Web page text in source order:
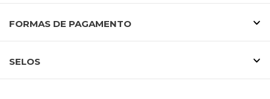
FORMAS DE PAGAMENTO
SELOS